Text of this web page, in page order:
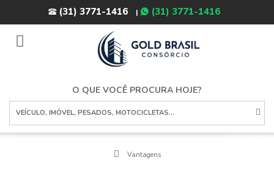
(31) 3771-1416 | (31) 3771-1416
toggle
navigation
O QUE VOCÊ PROCURA HOJE?
Vantagens